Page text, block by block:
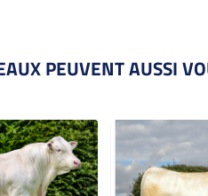
PEUVENT AUSSI